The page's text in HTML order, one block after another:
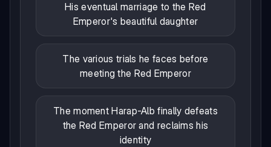
His eventual marriage to the Red
Emperor's beautiful daughter
The various trials he faces before
meeting the Red Emperor
The moment Harap-Alb finally defeats
the Red Emperor and reclaims his
identity